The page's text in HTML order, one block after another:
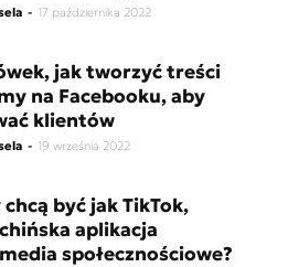
- 17 października 2022
jak tworzyć treści
na Facebooku, aby
klientów
- 19 września 2022
być jak TikTok,
aplikacja
społecznościowe?